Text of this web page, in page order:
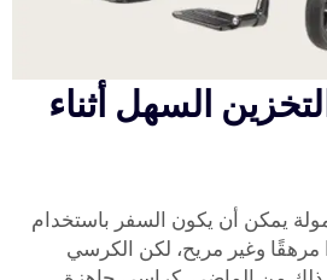
السهل أثناء
يمكن أن يكون السفر باستخدام
وغير مريح، لكن الكرسي